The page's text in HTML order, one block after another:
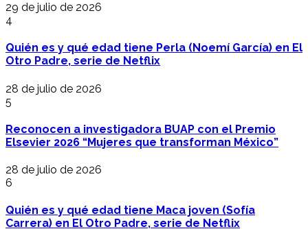
29 de julio de 2026
4
Quién es y qué edad tiene Perla (Noemí García) en El
Otro Padre, serie de Netflix
28 de julio de 2026
5
Reconocen a investigadora BUAP con el Premio
Elsevier 2026 “Mujeres que transforman México”
28 de julio de 2026
6
Quién es y qué edad tiene Maca joven (Sofía
Carrera) en El Otro Padre, serie de Netflix